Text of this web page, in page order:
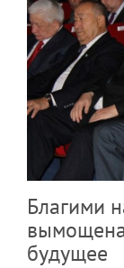
Благими
будущее